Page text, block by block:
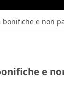
e non
e